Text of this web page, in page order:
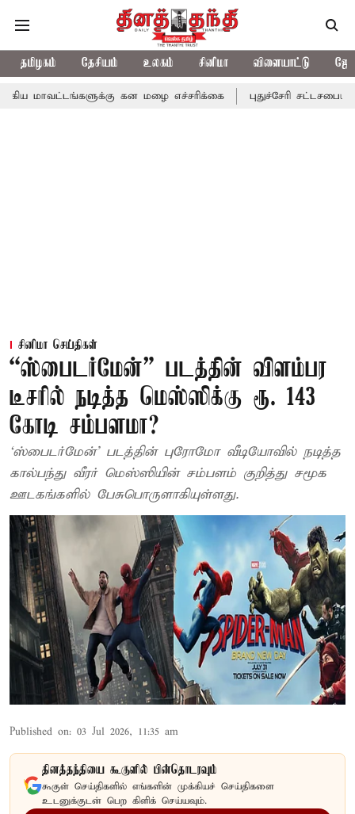
தமிழகம் தேசியம் உலகம் சினிமா விளையாட்டு
கன மழை எச்சரிக்கை புதுச்சேரி சட்டசபையில் வரும்
சினிமா செய்திகள்
“ஸ்பைடர்மேன்” படத்தின் விளம்பர
டீசரில் நடித்த மெஸ்ஸிக்கு ரூ. 143
கோடி சம்பளமா?
‘ஸ்பைடர்மேன்’ படத்தின் புரோமோ வீடியோவில் நடித்த
கால்பந்து வீரர் மெஸ்ஸியின் சம்பளம் குறித்து சமூக
ஊடகங்களில் பேசுபொருளாகியுள்ளது.
Published on: 03 Jul 2026, 11:35 am
தினத்தந்தியை கூகுளில் பின்தொடரவும்
கூகுள் செய்திகளில் எங்களின் முக்கியச் செய்திகளை
உடனுக்குடன் பெற கிளிக் செய்யவும்.